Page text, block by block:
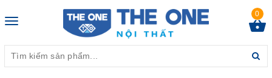
Toggle
0